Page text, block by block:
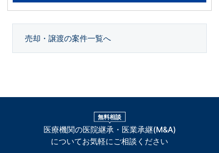
売却・譲渡の案件一覧へ
無料相談
医療機関の医院継承・医業承継(M&A)
についてお気軽にご相談ください